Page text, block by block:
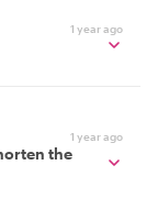
1 year ago
1 year ago
the